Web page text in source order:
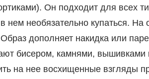
Он подходит для всех
нем необязательно купаться. На
дополняет накидка или
бисером, камнями, вышивками
на нее восхищенные взгляды